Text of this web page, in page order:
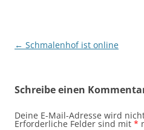
Beitragsnavigation
← Schmalenhof ist online
Schreibe einen
Deine E-Mail-Adresse wird
Erforderliche Felder sind mit *